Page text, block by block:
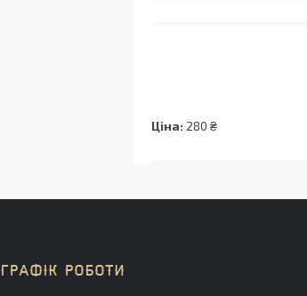
Ціна: 280 ₴
ГРАФІК РОБОТИ